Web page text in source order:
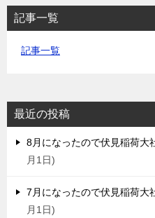
記事一覧
記事一覧
最近の投稿
8月になったので伏見稲荷大
月1日
7月になったので伏見稲荷大
月1日